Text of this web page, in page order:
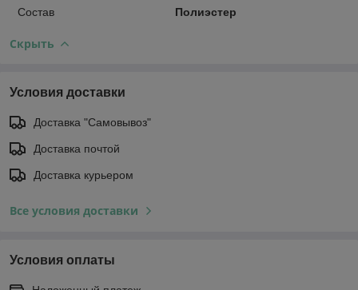
Состав Полиэстер
Скрыть
Условия доставки
Доставка "Самовывоз"
Доставка почтой
Доставка курьером
Все условия доставки
Условия оплаты